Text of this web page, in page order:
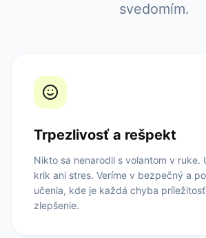
svedomím.
Trpezlivosť a rešpekt
Nikto sa nenarodil s volantom v ruke.
krik ani stres. Veríme v bezpečný a
učenia, kde je každá chyba
zlepšenie.